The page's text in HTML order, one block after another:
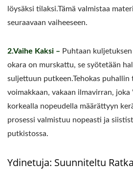
löysäksi tilaksi.Tämä valmistaa
seuraavaan vaiheeseen.
2.Vaihe Kaksi – Puhtaan
okara on murskattu, se syötetään
suljettuun putkeen.Tehokas puhallin
voimakkaan, vakaan ilmavirran,
korkealla nopeudella määrättyyn
prosessi valmistuu nopeasti ja
putkistossa.
Ydinetuja: Suunniteltu